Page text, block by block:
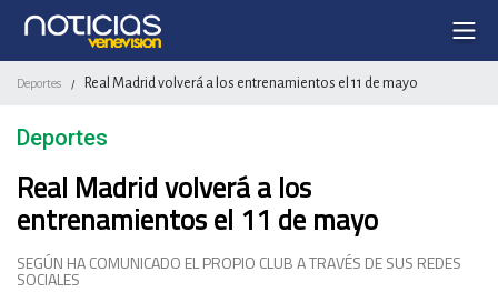
Deportes / Real Madrid volverá a los entrenamientos el 11 de mayo
Deportes
Real Madrid volverá a los
entrenamientos el 11 de mayo
SEGÚN HA COMUNICADO EL PROPIO CLUB A TRAVÉS DE SUS REDES
SOCIALES